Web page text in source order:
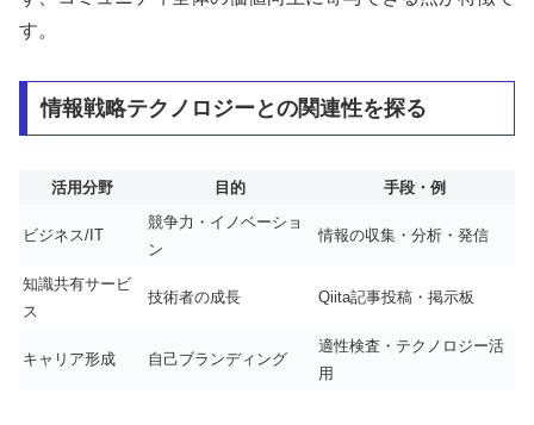
す。
情報戦略テクノロジーとの関連性を探る
活用分野 目的 手段・例
ビジネス/IT
競争力・イノベーショ
ン
情報の収集・分析・発信
知識共有サービ
ス
技術者の成長 Qiita記事投稿・掲示板
キャリア形成 自己ブランディング
適性検査・テクノロジー活
用